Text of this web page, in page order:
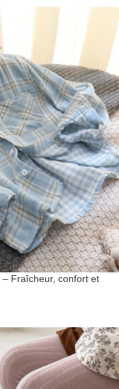
Fraîcheur, confort et